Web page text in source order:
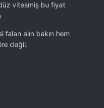
vitesmiş bu fiyat
alın bakın hem
değil.